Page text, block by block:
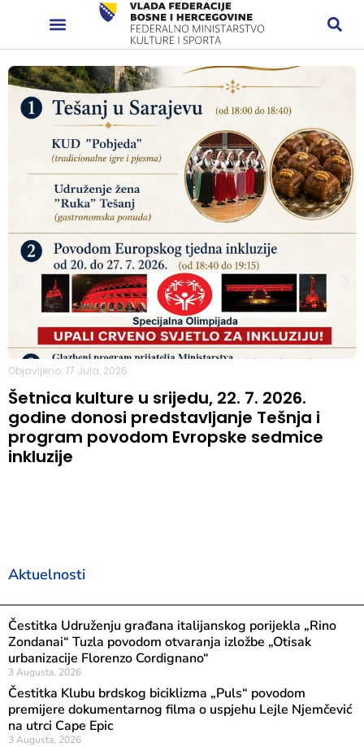
Objavljeno: 17 Jula, 2026
Šetnica kulture u srijedu, 22. 7. 2026.
godine donosi predstavljanje Tešnja i
program povodom Evropske sedmice
inkluzije
Aktuelnosti
Čestitka Udruženju građana italijanskog porijekla „Rino
Zondanai“ Tuzla povodom otvaranja izložbe „Otisak
urbanizacije Florenzo Cordignano“
3 Augusta, 2026
Čestitka Klubu brdskog biciklizma „Puls“ povodom
premijere dokumentarnog filma o uspjehu Lejle Njemčević
na utrci Cape Epic
3 Augusta, 2026